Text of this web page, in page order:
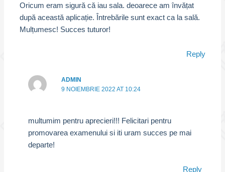
Oricum eram sigură că iau sala. deoarece am învățat
după această aplicație. Întrebările sunt exact ca la sală.
Mulțumesc! Succes tuturor!
Reply
ADMIN
9 NOIEMBRIE 2022 AT 10:24
multumim pentru aprecieri!!! Felicitari pentru
promovarea examenului si iti uram succes pe mai
departe!
Reply